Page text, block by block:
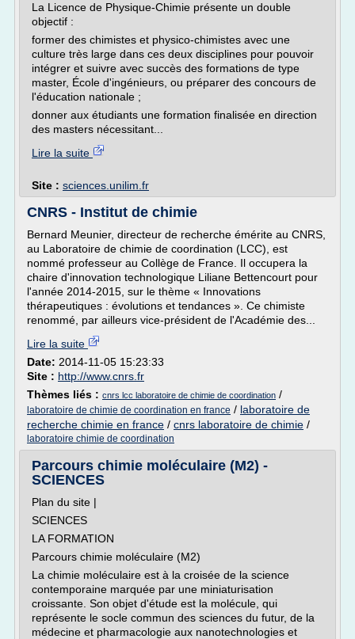
La Licence de Physique-Chimie présente un double
objectif :
former des chimistes et physico-chimistes avec une
culture très large dans ces deux disciplines pour pouvoir
intégrer et suivre avec succès des formations de type
master, École d'ingénieurs, ou préparer des concours de
l'éducation nationale ;
donner aux étudiants une formation finalisée en direction
des masters nécessitant...
Lire la suite
Site : sciences.unilim.fr
CNRS - Institut de chimie
Bernard Meunier, directeur de recherche émérite au CNRS,
au Laboratoire de chimie de coordination (LCC), est
nommé professeur au Collège de France. Il occupera la
chaire d'innovation technologique Liliane Bettencourt pour
l'année 2014-2015, sur le thème « Innovations
thérapeutiques : évolutions et tendances ». Ce chimiste
renommé, par ailleurs vice-président de l'Académie des...
Lire la suite
Date: 2014-11-05 15:23:33
Site : http://www.cnrs.fr
Thèmes liés : cnrs lcc laboratoire de chimie de coordination /
laboratoire de chimie de coordination en france / laboratoire de
recherche chimie en france / cnrs laboratoire de chimie /
laboratoire chimie de coordination
Parcours chimie moléculaire (M2) -
SCIENCES
Plan du site |
SCIENCES
LA FORMATION
Parcours chimie moléculaire (M2)
La chimie moléculaire est à la croisée de la science
contemporaine marquée par une miniaturisation
croissante. Son objet d'étude est la molécule, qui
représente le socle commun des sciences du futur, de la
médecine et pharmacologie aux nanotechnologies et